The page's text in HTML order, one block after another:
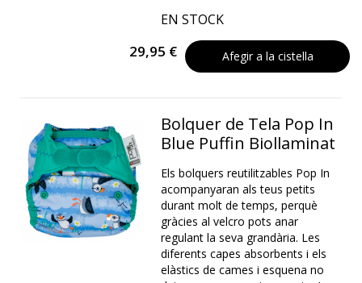
EN STOCK
29,95 € Afegir a la cistella
Bolquer de Tela Pop In
Blue Puffin Biollaminat
Els bolquers reutilitzables Pop In
acompanyaran als teus petits
durant molt de temps, perquè
gràcies al velcro pots anar
regulant la seva grandària. Les
diferents capes absorbents i els
elàstics de cames i esquena no